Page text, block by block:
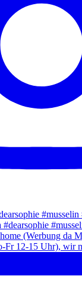
#musselin
Fr 12-15 Uhr), wir